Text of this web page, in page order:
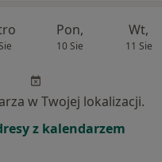
Pon,
10 Sie
Wt,
11 Sie
w Twojej lokalizacji.
z kalendarzem